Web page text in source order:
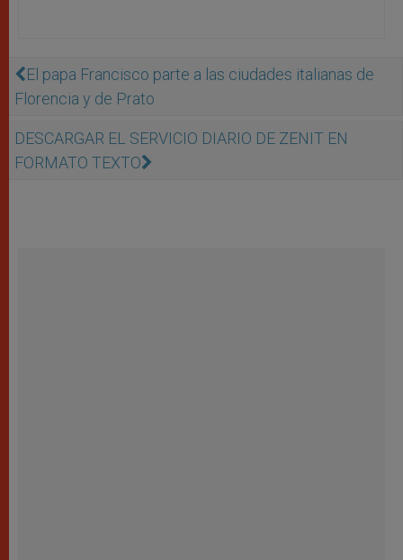
El papa Francisco parte a las ciudades italianas de
Florencia y de Prato
DESCARGAR EL SERVICIO DIARIO DE ZENIT EN
FORMATO TEXTO